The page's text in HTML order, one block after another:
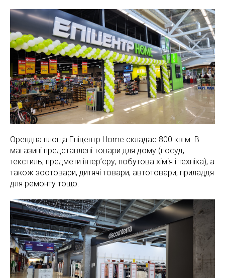
Орендна площа Епіцентр Home складає 800 кв.м. В
магазині представлені товари для дому (посуд,
текстиль, предмети інтер’єру, побутова хімія і техніка), а
також зоотовари, дитячі товари, автотовари, приладдя
для ремонту тощо.